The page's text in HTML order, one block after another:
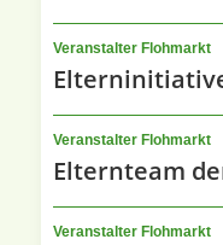
Veranstalter Flohmarkt
Veranstalter Flohmarkt
Elternteam
Veranstalter Flohmarkt